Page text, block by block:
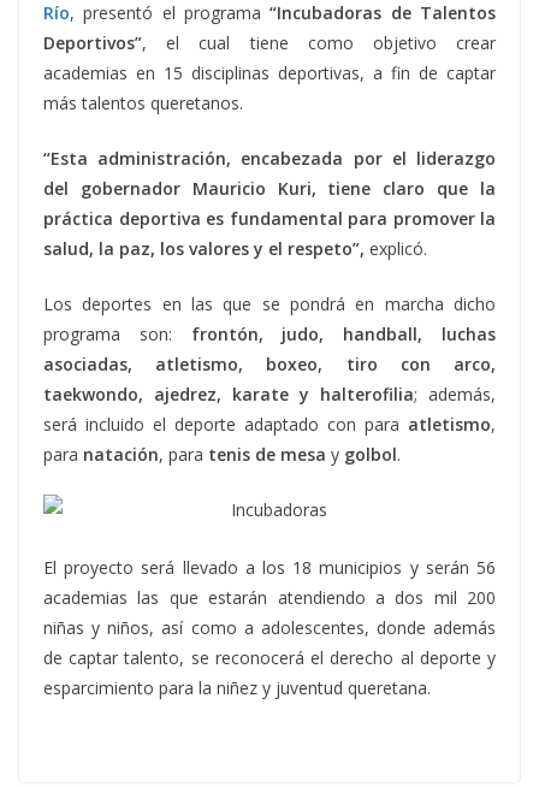
Río, presentó el programa“Incubadoras de Talentos
Deportivos”, el cual tiene como objetivo crear
academias en 15 disciplinas deportivas, a fin de captar
más talentos queretanos.
“Esta administración, encabezada por el liderazgo
del gobernador Mauricio Kuri, tiene claro que la
práctica deportiva es fundamental para promover la
salud, la paz, los valores y el respeto”, explicó.
Los deportes en las que se pondrá en marcha dicho
programa son: frontón, judo, handball, luchas
asociadas, atletismo, boxeo, tiro con arco,
taekwondo, ajedrez, karate y halterofilia; además,
será incluido el deporte adaptado con para atletismo,
para natación, para tenis de mesa y golbol.
El proyecto será llevado a los 18 municipios y serán 56
academias las que estarán atendiendo a dos mil 200
niñas y niños, así como a adolescentes, donde además
de captar talento, se reconocerá el derecho al deporte y
esparcimiento para la niñez y juventud queretana.